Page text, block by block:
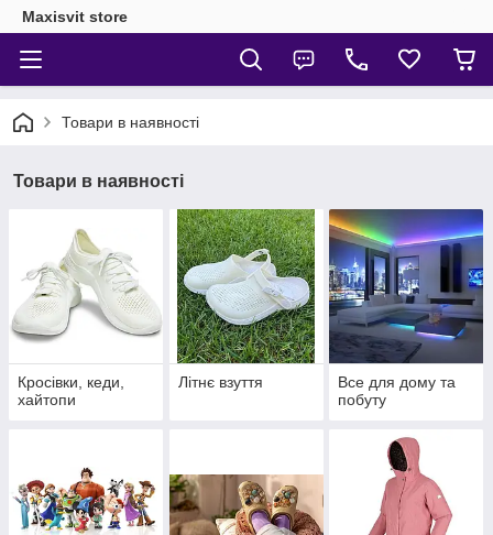
Maxisvit store
Товари в наявності
Товари в наявності
Кросівки, кеди,
хайтопи
Літнє взуття
Все для дому та
побуту